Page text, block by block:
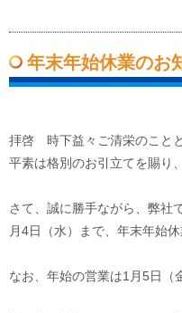
年末年始休業のお
拝啓 時下益々ご清栄のこと
平素は格別のお引立てを賜り
さて、誠に勝手ながら、弊社
月4日（水）まで、年末年始
なお、年始の営業は1月5日（